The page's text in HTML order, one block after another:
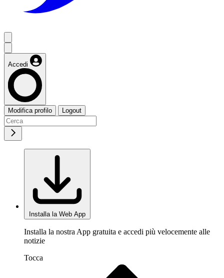
Accedi
Modifica profilo Logout
Installa la Web App
Installa la nostra App gratuita e accedi più velocemente alle
notizie
Tocca